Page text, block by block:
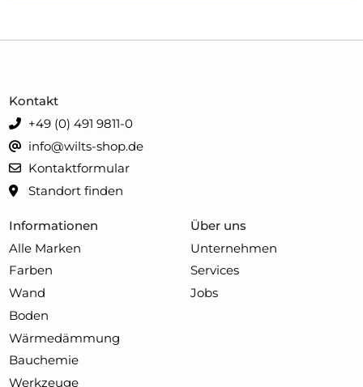
Informationen
Alle Marken
Farben
Wand
Boden
Wärmedämmung
Bauchemie
Werkzeuge
Über uns
Unternehmen
Services
Jobs
Kontakt
+49 (0) 491 9811-0
info@wilts-shop.de
Kontaktformular
Standort finden